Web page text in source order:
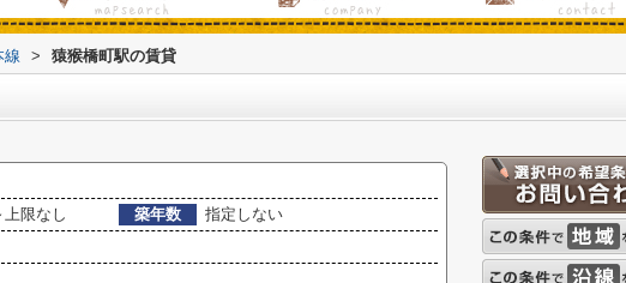
線 > 猿猴橋町駅の賃貸
限なし 築年数
指定しない